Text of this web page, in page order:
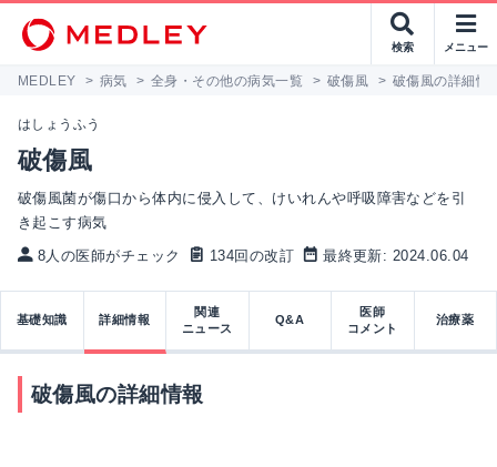
検索 メニュー
MEDLEY > 病気 > 全身・その他の病気一覧 > 破傷風 > 破傷風の詳細情
はしょうふう
破傷風
破傷風菌が傷口から体内に侵入して、けいれんや呼吸障害などを引
き起こす病気
8人の医師がチェック
134回の改訂 最終更新: 2024.06.04
基礎知識 詳細情報
関連
ニュース
Q&A
医師
コメント
治療薬
破傷風の詳細情報